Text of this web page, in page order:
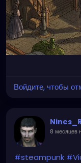
Войдите, чтобы
8 месяцев
#steampunk